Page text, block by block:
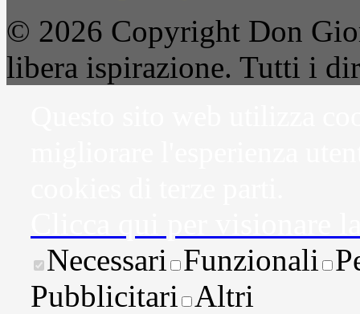
© 2026 Copyright Don
libera ispirazione. Tutti i
Necessari Funzionali
Pubblicitari Altri